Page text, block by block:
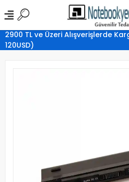
2900 TL ve Üzeri Alışverişlerde
120USD)